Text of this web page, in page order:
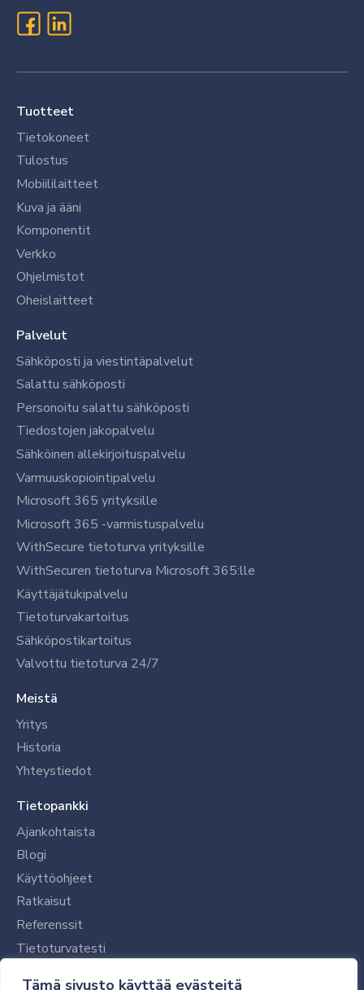
Tämä sivusto käyttää evästeitä
Tuotteet
Tietokoneet
Tulostus
Mobiililaitteet
Kuva ja ääni
Komponentit
Verkko
Ohjelmistot
Oheislaitteet
Palvelut
Sähköposti ja viestintäpalvelut
Salattu sähköposti
Personoitu salattu sähköposti
Tiedostojen jakopalvelu
Sähköinen allekirjoituspalvelu
Varmuuskopiointipalvelu
Microsoft 365 yrityksille
Microsoft 365 -varmistuspalvelu
WithSecure tietoturva yrityksille
WithSecuren tietoturva Microsoft 365:lle
Käyttäjätukipalvelu
Tietoturvakartoitus
Sähköpostikartoitus
Valvottu tietoturva 24/7
Meistä
Yritys
Historia
Yhteystiedot
Tietopankki
Ajankohtaista
Blogi
Käyttöohjeet
Ratkaisut
Referenssit
Tietoturvatesti
Tilaajalle